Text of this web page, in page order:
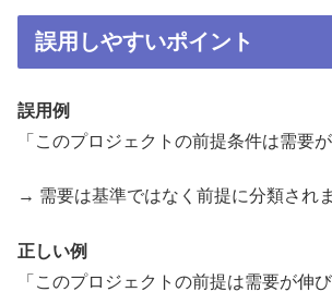
誤用しやすいポイント
誤用例
「このプロジェクトの前提条件は需要
→ 需要は基準ではなく前提に分類されま
正しい例
「このプロジェクトの前提は需要が伸び